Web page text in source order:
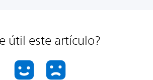
útil este artículo?